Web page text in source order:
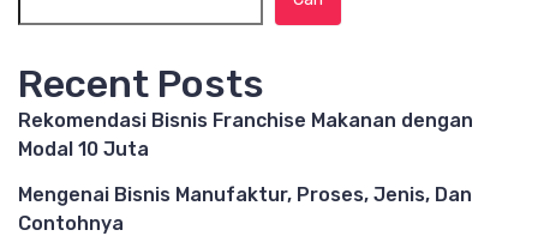
Recent Posts
Rekomendasi Bisnis Franchise Makanan dengan
Modal 10 Juta
Mengenai Bisnis Manufaktur, Proses, Jenis, Dan
Contohnya